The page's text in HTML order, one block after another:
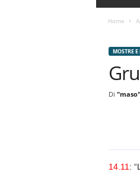
Home
MOSTRE
Di
14.11 :